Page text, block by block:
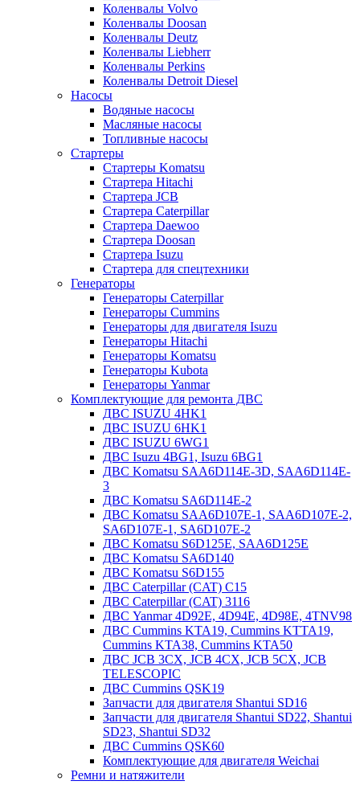
Коленвалы Volvo
Коленвалы Doosan
Коленвалы Deutz
Коленвалы Liebherr
Коленвалы Perkins
Коленвалы Detroit Diesel
Насосы
Водяные насосы
Масляные насосы
Топливные насосы
Стартеры
Стартеры Komatsu
Стартера Hitachi
Стартера JCB
Стартера Caterpillar
Стартера Daewoo
Стартера Doosan
Стартера Isuzu
Стартера для спецтехники
Генераторы
Генераторы Caterpillar
Генераторы Cummins
Генераторы для двигателя Isuzu
Генераторы Hitachi
Генераторы Komatsu
Генераторы Kubota
Генераторы Yanmar
Комплектующие для ремонта ДВС
ДВС ISUZU 4HK1
ДВС ISUZU 6HK1
ДВС ISUZU 6WG1
ДВС Isuzu 4BG1, Isuzu 6BG1
ДВС Komatsu SAA6D114E-3D, SAA6D114E-
3
ДВС Komatsu SA6D114E-2
ДВС Komatsu SAA6D107E-1, SAA6D107E-2,
SA6D107E-1, SA6D107E-2
ДВС Komatsu S6D125E, SAA6D125E
ДВС Komatsu SA6D140
ДВС Komatsu S6D155
ДВС Caterpillar (CAT) C15
ДВС Caterpillar (CAT) 3116
ДВС Yanmar 4D92E, 4D94E, 4D98E, 4TNV98
ДВС Cummins KTA19, Cummins KTTA19,
Cummins KTA38, Cummins KTA50
ДВС JCB 3CX, JCB 4CX, JCB 5CX, JCB
TELESCOPIC
ДВС Cummins QSK19
Запчасти для двигателя Shantui SD16
Запчасти для двигателя Shantui SD22, Shantui
SD23, Shantui SD32
ДВС Cummins QSK60
Комплектующие для двигателя Weichai
Ремни и натяжители